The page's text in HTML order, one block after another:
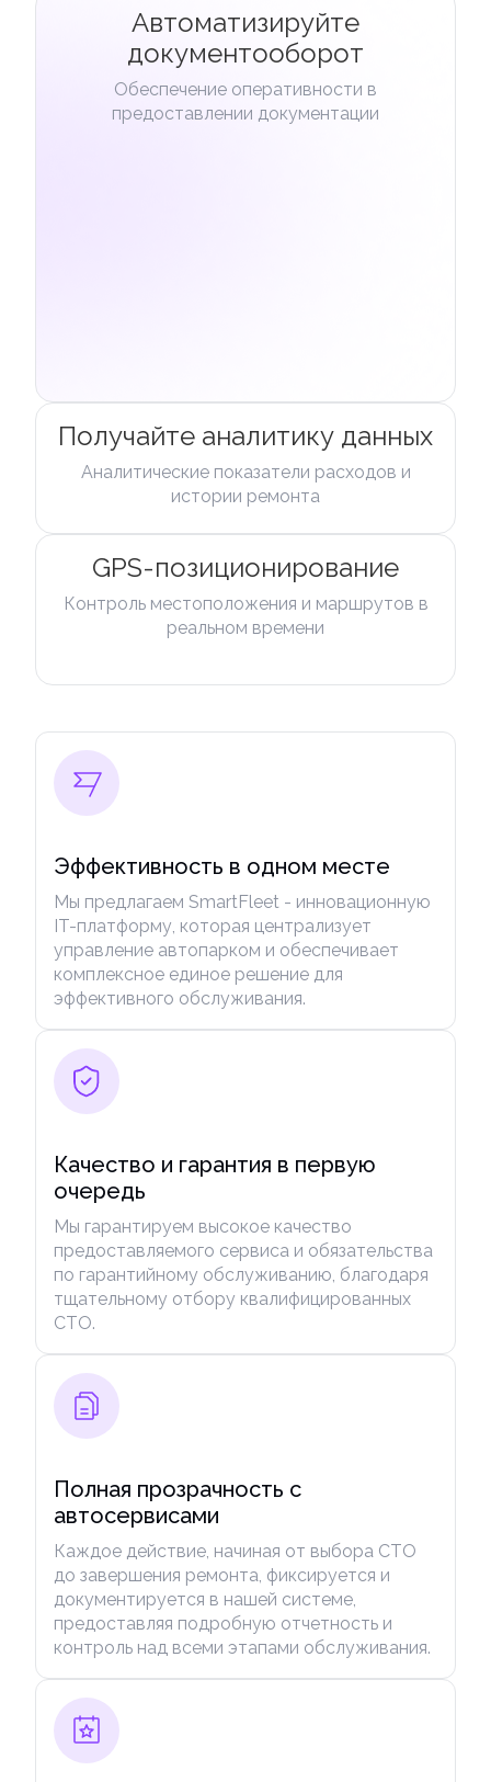
Автоматизируйте
документооборот
Обеспечение оперативности в
предоставлении документации
Получайте аналитику данных
Аналитические показатели расходов и
истории ремонта
GPS-позиционирование
Контроль местоположения и маршрутов в
реальном времени
Эффективность в одном месте
Мы предлагаем SmartFleet - инновационную
IT-платформу, которая централизует
управление автопарком и обеспечивает
комплексное единое решение для
эффективного обслуживания.
Качество и гарантия в первую
очередь
Мы гарантируем высокое качество
предоставляемого сервиса и обязательства
по гарантийному обслуживанию, благодаря
тщательному отбору квалифицированных
СТО.
Полная прозрачность с
автосервисами
Каждое действие, начиная от выбора СТО
до завершения ремонта, фиксируется и
документируется в нашей системе,
предоставляя подробную отчетность и
контроль над всеми этапами обслуживания.